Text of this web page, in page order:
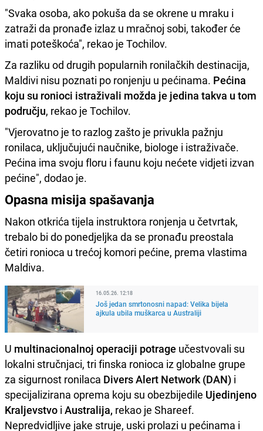
"Svaka osoba, ako pokuša da se okrene u mraku i
zatraži da pronađe izlaz u mračnoj sobi, također će
imati poteškoća", rekao je Tochilov.
Za razliku od drugih popularnih ronilačkih destinacija,
Maldivi nisu poznati po ronjenju u pećinama. Pećina
koju su ronioci istraživali možda je jedina takva u tom
području, rekao je Tochilov.
"Vjerovatno je to razlog zašto je privukla pažnju
ronilaca, uključujući naučnike, biologe i istraživače.
Pećina ima svoju floru i faunu koju nećete vidjeti izvan
pećine", dodao je.
Opasna misija spašavanja
Nakon otkrića tijela instruktora ronjenja u četvrtak,
trebalo bi do ponedjeljka da se pronađu preostala
četiri ronioca u trećoj komori pećine, prema vlastima
Maldiva.
16.05.26. 12:18
Još jedan smrtonosni napad: Velika bijela
ajkula ubila muškarca u Australiji
U multinacionalnoj operaciji potrage učestvovali su
lokalni stručnjaci, tri finska ronioca iz globalne grupe
za sigurnost ronilaca Divers Alert Network (DAN) i
specijalizirana oprema koju su obezbijedile Ujedinjeno
Kraljevstvo i Australija, rekao je Shareef.
Nepredvidljive jake struje, uski prolazi u pećinama i